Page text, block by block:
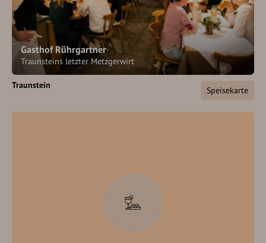
Gasthof Rührgartner
Traunsteins letzter Metzgerwirt
Traunstein Speisekarte